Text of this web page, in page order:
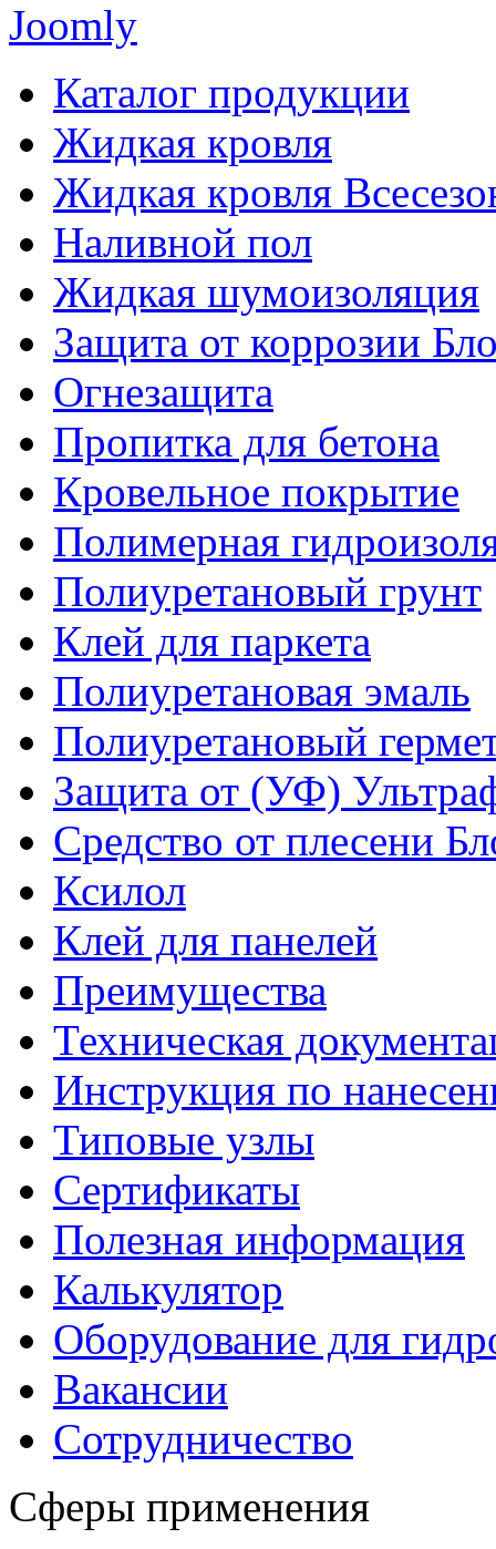
Joomly
Каталог продукции
Жидкая кровля
Жидкая кровля
Наливной пол
Жидкая шумоизоляция
Защита от коррозии
Огнезащита
Пропитка для бетона
Кровельное покрытие
Полимерная
Полиуретановый грунт
Клей для паркета
Полиуретановая эмаль
Полиуретановый
Защита от (УФ)
Средство от плесени
Ксилол
Клей для панелей
Преимущества
Техническая
Инструкция по
Типовые узлы
Сертификаты
Полезная информация
Калькулятор
Оборудование для
Вакансии
Сотрудничество
Сферы применения